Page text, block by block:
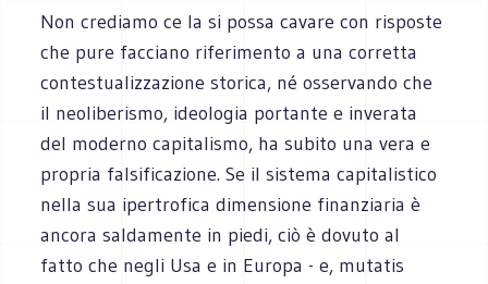
Non crediamo ce la si possa cavare con risposte
che pure facciano riferimento a una corretta
contestualizzazione storica, né osservando che
il neoliberismo, ideologia portante e inverata
del moderno capitalismo, ha subito una vera e
propria falsificazione. Se il sistema capitalistico
nella sua ipertrofica dimensione finanziaria è
ancora saldamente in piedi, ciò è dovuto al
fatto che negli Usa e in Europa - e, mutatis